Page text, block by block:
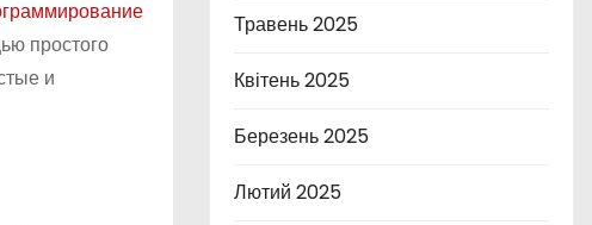
простого
и
Травень 2025
Квітень 2025
Березень 2025
Лютий 2025